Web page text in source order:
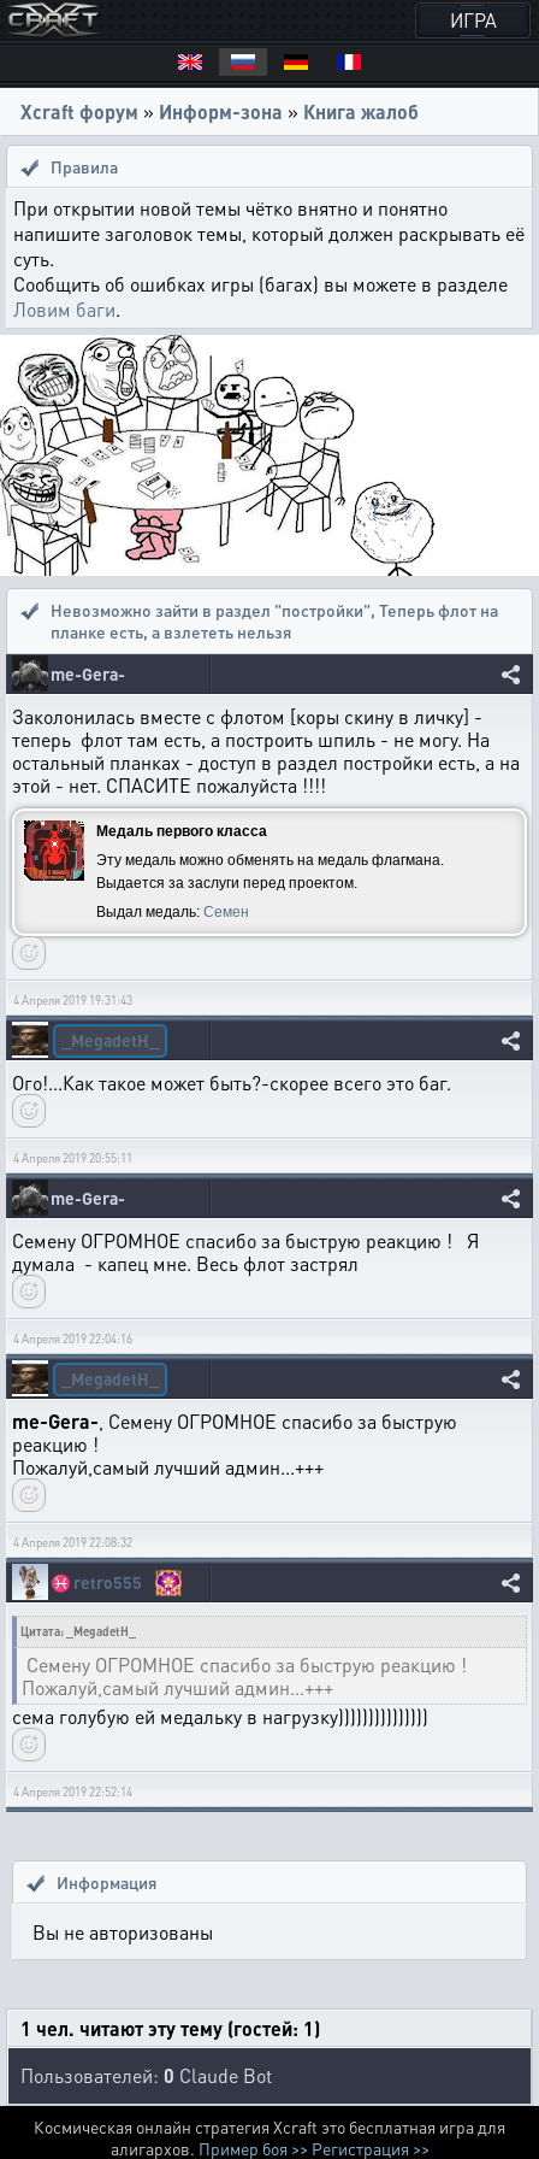
ИГРА
Xcraft форум » Информ-зона » Книга жалоб
Правила
При открытии новой темы чётко внятно и понятно
напишите заголовок темы, который должен раскрывать её
суть.
Сообщить об ошибках игры (багах) вы можете в разделе
Ловим баги.
Невозможно зайти в раздел "постройки", Теперь флот на
планке есть, а взлететь нельзя
me-Gera-
Заколонилась вместе с флотом [коры скину в личку] -
теперь флот там есть, а построить шпиль - не могу. На
остальный планках - доступ в раздел постройки есть, а на
этой - нет. СПАСИТЕ пожалуйста !!!!
Медаль первого класса
Эту медаль можно обменять на медаль флагмана.
Выдается за заслуги перед проектом.
Выдал медаль: Семен
4 Апреля 2019 19:31:43
_MegadetH_
Ого!...Как такое может быть?-скорее всего это баг.
4 Апреля 2019 20:55:11
me-Gera-
Семену ОГРОМНОЕ спасибо за быструю реакцию ! Я
думала - капец мне. Весь флот застрял
4 Апреля 2019 22:04:16
_MegadetH_
me-Gera- , Семену ОГРОМНОЕ спасибо за быструю
реакцию !
Пожалуй,самый лучший админ...+++
4 Апреля 2019 22:08:32
♓retro555
Цитата: _MegadetH_
Семену ОГРОМНОЕ спасибо за быструю реакцию !
Пожалуй,самый лучший админ...+++
сема голубую ей медальку в нагрузку)))))))))))))))
4 Апреля 2019 22:52:14
Информация
Вы не авторизованы
1 чел. читают эту тему (гостей: 1)
Пользователей: 0 Claude Bot
Космическая онлайн стратегия Xcraft это бесплатная игра для
алигархов. Пример боя >> Регистрация >>